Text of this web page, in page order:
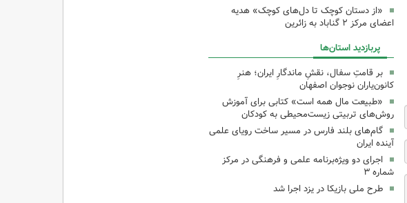
«از دستان کوچک تا دل‌های کوچک» هدیه
اعضای مرکز ۲ گناباد به زائرین
پربازدید استان‌ها
بر قامتِ سفال، نقشِ ماندگارِ ایران؛ هنرِ
کانون‌یاران نوجوان اصفهان
«طبیعت مال همه است» کتابی برای آموزش
روش‌های تربیتی زیست‌محیطی به کودکان
گام‌های بلند فارس در مسیر ساخت رویای علمی
آینده ایران
اجرای دو ویژه‌برنامه علمی و فرهنگی در مرکز
شماره ۳
طرح ملی بازیکا در یزد اجرا شد